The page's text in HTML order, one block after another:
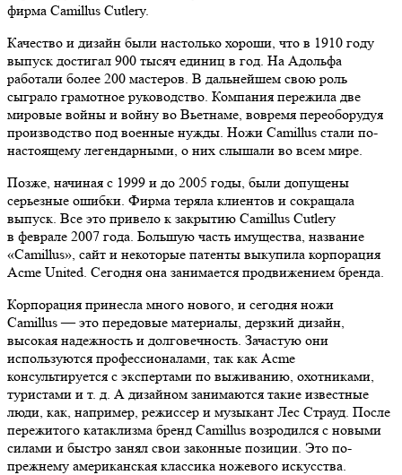
фирма Camillus Cutlery.
Качество и дизайн были настолько хороши, что в 1910 году
выпуск достигал 900 тысяч единиц в год. На Адольфа
работали более 200 мастеров. В дальнейшем свою роль
сыграло грамотное руководство. Компания пережила две
мировые войны и войну во Вьетнаме, вовремя переоборудуя
производство под военные нужды. Ножи Camillus стали по-
настоящему легендарными, о них слышали во всем мире.
Позже, начиная с 1999 и до 2005 годы, были допущены
серьезные ошибки. Фирма теряла клиентов и сокращала
выпуск. Все это привело к закрытию Camillus Cutlery
в феврале 2007 года. Большую часть имущества, название
«Camillus», сайт и некоторые патенты выкупила корпорация
Acme United. Сегодня она занимается продвижением бренда.
Корпорация принесла много нового, и сегодня ножи
Camillus — это передовые материалы, дерзкий дизайн,
высокая надежность и долговечность. Зачастую они
используются профессионалами, так как Acme
консультируется с экспертами по выживанию, охотниками,
туристами и т. д. А дизайном занимаются такие известные
люди, как, например, режиссер и музыкант Лес Страуд. После
пережитого катаклизма бренд Camillus возродился с новыми
силами и быстро занял свои законные позиции. Это по-
прежнему американская классика ножевого искусства.